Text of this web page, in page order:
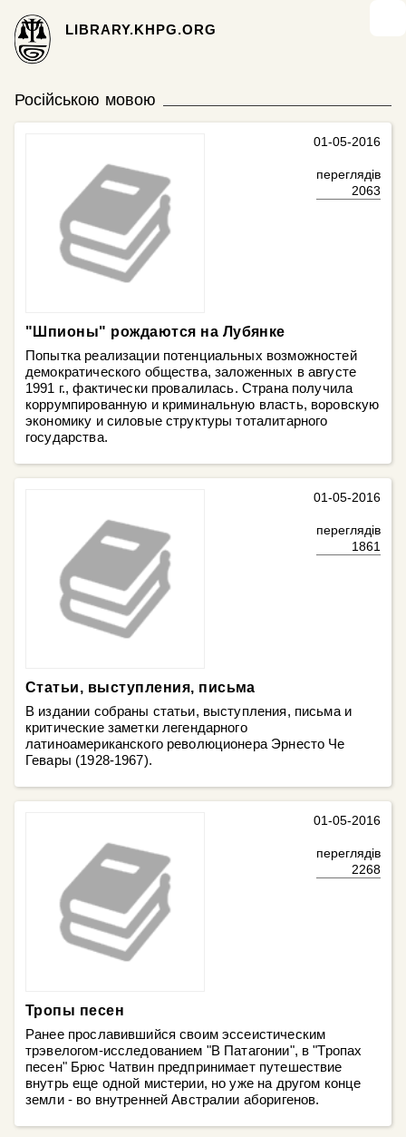
LIBRARY.KHPG.ORG
Російською мовою
01-05-2016
переглядів
2063
"Шпионы" рождаются на Лубянке
Попытка реализации потенциальных возможностей
демократического общества, заложенных в августе
1991 г., фактически провалилась. Страна получила
коррум­пированную и криминальную власть, воровскую
экономику и силовые структуры тоталитарного
государства.
01-05-2016
переглядів
1861
Статьи, выступления, письма
В издании собраны статьи, выступления, письма и
критические заметки легендарного
латиноамериканского революционера Эрнесто Че
Гевары (1928-1967).
01-05-2016
переглядів
2268
Тропы песен
Ранее прославившийся своим эссеистическим
трэвелогом-исследованием "В Патагонии", в "Тропах
песен" Брюс Чатвин предпринимает путешествие
внутрь еще одной мистерии, но уже на другом конце
земли - во внутренней Австралии аборигенов.